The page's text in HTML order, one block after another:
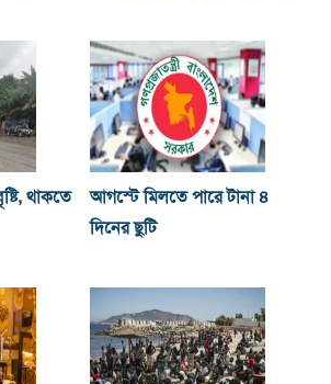
থাকতে
আগস্টে মিলতে পারে টানা ৪
দিনের ছুটি